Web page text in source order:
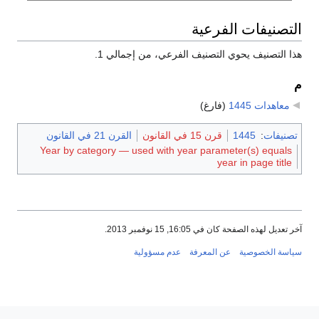
التصنيفات الفرعية
هذا التصنيف يحوي التصنيف الفرعي، من إجمالي 1.
م
معاهدات 1445 (فارغ)
تصنيفات:
1445 قرن 15 في القانون
القرن 21 في القانون
Year by category — used with year parameter(s) equals
year in page title
آخر تعديل لهذه الصفحة كان في 16:05, 15 نوفمبر 2013.
سياسة الخصوصية عن المعرفة عدم مسؤولية